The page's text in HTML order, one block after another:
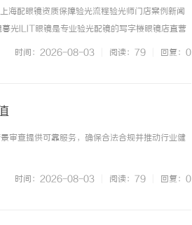
海配眼镜资质保障验光流程验光师门店案例新闻
ILIT眼镜是专业验光配镜的写字楼眼镜店直营
价格和直营售后为基础，全场镜片40%-60%优
时间：2026-08-03 阅读：79 回复：0
审查提供可靠服务，确保合法合规并推动行业健
时间：2026-08-03 阅读：79 回复：0